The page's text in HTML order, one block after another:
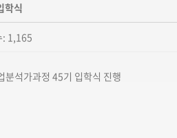
학식
1,165
석가과정 45기 입학식 진행